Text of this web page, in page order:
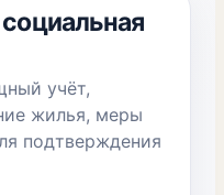
учёт,
жилья, меры
подтверждения